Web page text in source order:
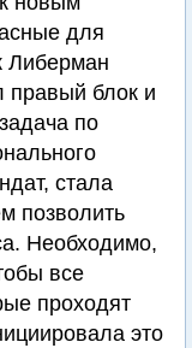
для
Либерман
правый блок и
по
стала
позволить
Необходимо,
все
проходят
это